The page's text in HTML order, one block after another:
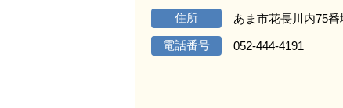
住所 あま市花長川内75番
電話番号 052-444-4191